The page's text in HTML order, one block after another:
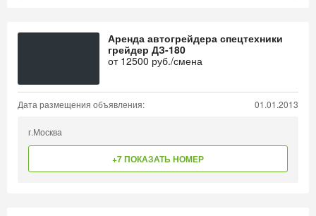
Аренда автогрейдера спецтехники
грейдер ДЗ-180
от 12500 руб./смена
Дата размещения объявления: 01.01.2013
г.Москва
+7 ПОКАЗАТЬ НОМЕР